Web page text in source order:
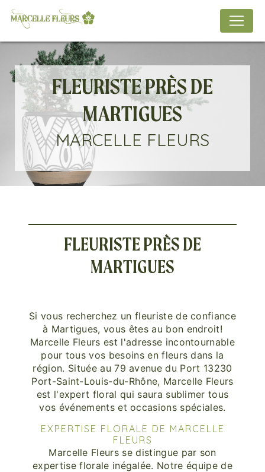
FLEURISTE PRÈS DE
MARTIGUES
MARCELLE FLEURS
FLEURISTE PRÈS DE
MARTIGUES
Si vous recherchez un fleuriste de confiance
à Martigues, vous êtes au bon endroit!
Marcelle Fleurs est l'adresse incontournable
pour tous vos besoins en fleurs dans la
région. Située au 79 avenue du Port 13230
Port-Saint-Louis-du-Rhône, Marcelle Fleurs
est l'expert floral qui saura sublimer tous
vos événements et occasions spéciales.
EXPERTISE FLORALE DE MARCELLE
FLEURS
Marcelle Fleurs se distingue par son
expertise florale inégalée. Notre équipe de
Panneau de gestion des cookies